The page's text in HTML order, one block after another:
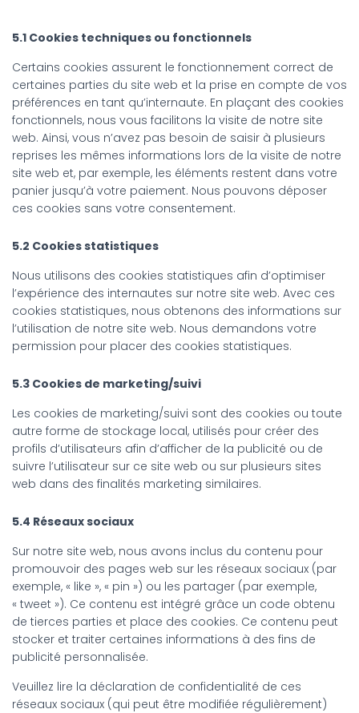
5.1 Cookies techniques ou fonctionnels
Certains cookies assurent le fonctionnement correct de
certaines parties du site web et la prise en compte de vos
préférences en tant qu’internaute. En plaçant des cookies
fonctionnels, nous vous facilitons la visite de notre site
web. Ainsi, vous n’avez pas besoin de saisir à plusieurs
reprises les mêmes informations lors de la visite de notre
site web et, par exemple, les éléments restent dans votre
panier jusqu’à votre paiement. Nous pouvons déposer
ces cookies sans votre consentement.
5.2 Cookies statistiques
Nous utilisons des cookies statistiques afin d’optimiser
l’expérience des internautes sur notre site web. Avec ces
cookies statistiques, nous obtenons des informations sur
l’utilisation de notre site web. Nous demandons votre
permission pour placer des cookies statistiques.
5.3 Cookies de marketing/suivi
Les cookies de marketing/suivi sont des cookies ou toute
autre forme de stockage local, utilisés pour créer des
profils d’utilisateurs afin d’afficher de la publicité ou de
suivre l’utilisateur sur ce site web ou sur plusieurs sites
web dans des finalités marketing similaires.
5.4 Réseaux sociaux
Sur notre site web, nous avons inclus du contenu pour
promouvoir des pages web sur les réseaux sociaux (par
exemple, « like », « pin ») ou les partager (par exemple,
« tweet »). Ce contenu est intégré grâce un code obtenu
de tierces parties et place des cookies. Ce contenu peut
stocker et traiter certaines informations à des fins de
publicité personnalisée.
Veuillez lire la déclaration de confidentialité de ces
réseaux sociaux (qui peut être modifiée régulièrement)